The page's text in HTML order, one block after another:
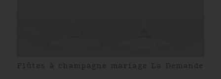
Flûtes à champagne mariage La Demande